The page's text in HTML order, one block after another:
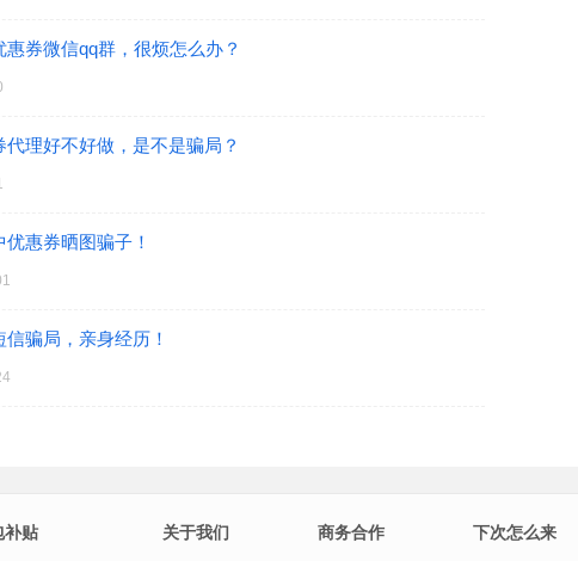
券微信qq群，很烦怎么办？
理好不好做，是不是骗局？
惠券晒图骗子！
骗局，亲身经历！
补贴 关于我们 商务合作 下次怎么来